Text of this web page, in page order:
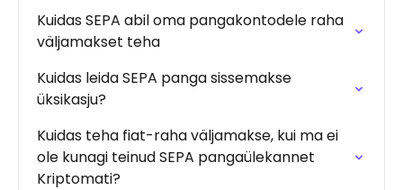
Kuidas SEPA abil oma pangakontodele raha
väljamakset teha
Kuidas leida SEPA panga sissemakse
üksikasju?
Kuidas teha fiat-raha väljamakse, kui ma ei
ole kunagi teinud SEPA pangaülekannet
Kriptomati?